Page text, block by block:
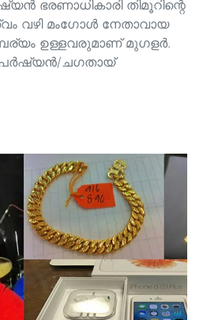
ഭരണാധികാരി തിമൂറിന്റെ
വഴി മംഗോൾ നേതാവായ
ഉള്ളവരുമാണ്‌ മുഗളർ.
ചഗതായ്